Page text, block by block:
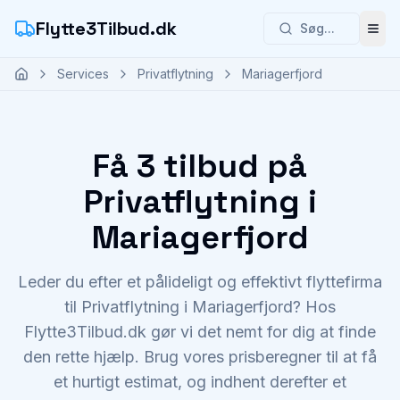
Flytte3Tilbud.dk Søg... Åbn
Services Privatflytning Mariagerfjord
Få 3 tilbud på
Privatflytning i
Mariagerfjord
Leder du efter et pålideligt og effektivt flyttefirma
til Privatflytning i Mariagerfjord? Hos
Flytte3Tilbud.dk gør vi det nemt for dig at finde
den rette hjælp. Brug vores prisberegner til at få
et hurtigt estimat, og indhent derefter et